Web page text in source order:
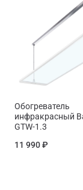
Обогреватель
инфракрасный
GTW-1.3
11 990 ₽